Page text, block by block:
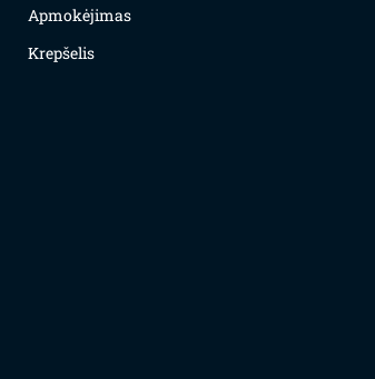
Apmokėjimas
Krepšelis